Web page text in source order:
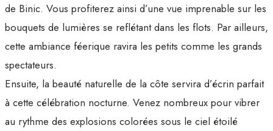
de Binic. Vous profiterez ainsi d’une vue imprenable sur les
bouquets de lumières se reflétant dans les flots. Par ailleurs,
cette ambiance féerique ravira les petits comme les grands
spectateurs.
Ensuite, la beauté naturelle de la côte servira d’écrin parfait
à cette célébration nocturne. Venez nombreux pour vibrer
au rythme des explosions colorées sous le ciel étoilé